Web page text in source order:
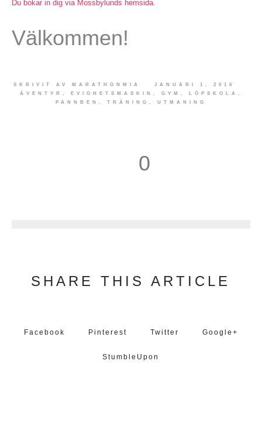
Du bokar in dig via Mossbylunds hemsida.
Välkommen!
SKRIVIT AV MARATHONMIA
JANUARI 1, 2016
ÄVENTYR , EVIGHETSMASKIN , GYM , LÖPSKOLA ,
PANNBEN , TRÄNING , UTMANING
0
SHARE THIS ARTICLE
Facebook Pinterest Twitter Google+
StumbleUpon